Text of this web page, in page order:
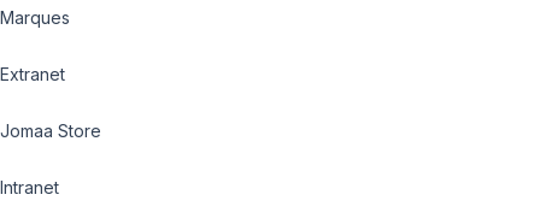
Marques
Extranet
Jomaa Store
Intranet